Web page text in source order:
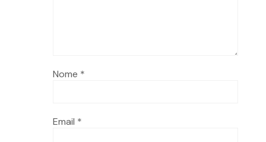
Nome *
Email *